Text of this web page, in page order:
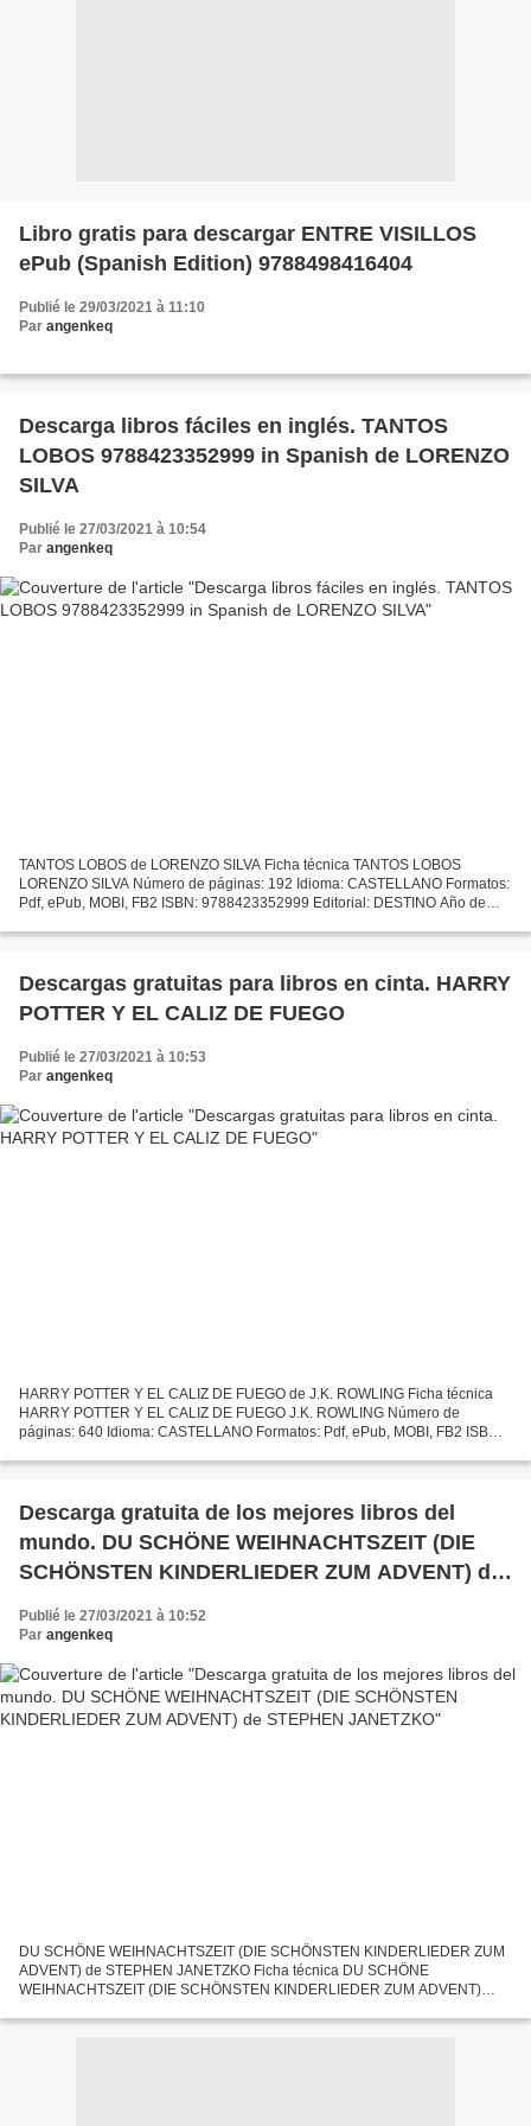
Libro gratis para descargar ENTRE VISILLOS
ePub (Spanish Edition) 9788498416404
Publié le 29/03/2021 à 11:10
Par angenkeq
Descarga libros fáciles en inglés. TANTOS
LOBOS 9788423352999 in Spanish de LORENZO
SILVA
Publié le 27/03/2021 à 10:54
Par angenkeq
TANTOS LOBOS de LORENZO SILVA Ficha técnica TANTOS LOBOS
LORENZO SILVA Número de páginas: 192 Idioma: CASTELLANO Formatos:
Pdf, ePub, MOBI, FB2 ISBN: 9788423352999 Editorial: DESTINO Año de
Descargas gratuitas para libros en cinta. HARRY
POTTER Y EL CALIZ DE FUEGO
Publié le 27/03/2021 à 10:53
Par angenkeq
HARRY POTTER Y EL CALIZ DE FUEGO de J.K. ROWLING Ficha técnica
HARRY POTTER Y EL CALIZ DE FUEGO J.K. ROWLING Número de
páginas: 640 Idioma: CASTELLANO Formatos: Pdf, ePub, MOBI, FB2 ISBN:
EDICIONES...
Descarga gratuita de los mejores libros del
mundo. DU SCHÖNE WEIHNACHTSZEIT (DIE
SCHÖNSTEN KINDERLIEDER ZUM ADVENT) de
Publié le 27/03/2021 à 10:52
Par angenkeq
DU SCHÖNE WEIHNACHTSZEIT (DIE SCHÖNSTEN KINDERLIEDER ZUM
ADVENT) de STEPHEN JANETZKO Ficha técnica DU SCHÖNE
WEIHNACHTSZEIT (DIE SCHÖNSTEN KINDERLIEDER ZUM ADVENT)
ISBN: 9783957228147 Editorial:...